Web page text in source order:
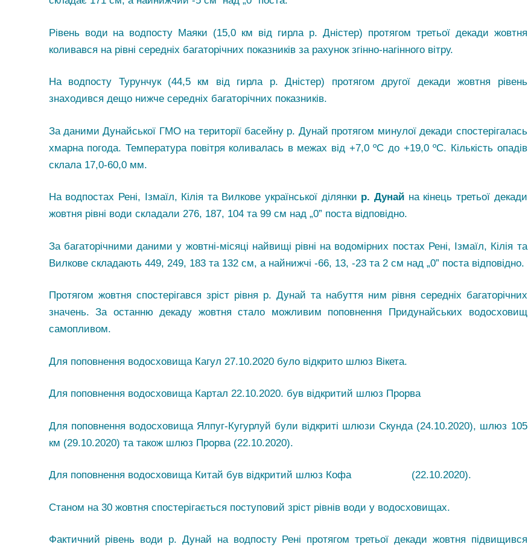
Рівень води на водпосту Маяки (15,0 км від гирла р. Дністер) протягом третьої декади жовтня
коливався на рівні середніх багаторічних показників за рахунок згінно-нагінного вітру.
На водпосту Турунчук (44,5 км від гирла р. Дністер) протягом другої декади жовтня рівень
знаходився дещо нижче середніх багаторічних показників.
За даними Дунайської ГМО на території басейну р. Дунай протягом минулої декади спостерігалась
хмарна погода. Температура повітря коливалась в межах від +7,0 ºС до +19,0 ºС. Кількість опадів
склала 17,0-60,0 мм.
На водпостах Рені, Ізмаїл, Кілія та Вилкове української ділянки р. Дунай на кінець третьої декади
жовтня рівні води складали 276, 187, 104 та 99 см над „0” поста відповідно.
За багаторічними даними у жовтні-місяці найвищі рівні на водомірних постах Рені, Ізмаїл, Кілія та
Вилкове складають 449, 249, 183 та 132 см, а найнижчі -66, 13, -23 та 2 см над „0” поста відповідно.
Протягом жовтня спостерігався зріст рівня р. Дунай та набуття ним рівня середніх багаторічних
значень. За останню декаду жовтня стало можливим поповнення Придунайських водосховищ
самопливом.
Для поповнення водосховища Кагул 27.10.2020 було відкрито шлюз Вікета.
Для поповнення водосховища Картал 22.10.2020. був відкритий шлюз Прорва
Для поповнення водосховища Ялпуг-Кугурлуй були відкриті шлюзи Скунда (24.10.2020), шлюз 105
км (29.10.2020) та також шлюз Прорва (22.10.2020).
Для поповнення водосховища Китай був відкритий шлюз Кофа (22.10.2020).
Станом на 30 жовтня спостерігається поступовий зріст рівнів води у водосховищах.
Фактичний рівень води р. Дунай на водпосту Рені протягом третьої декади жовтня підвищився